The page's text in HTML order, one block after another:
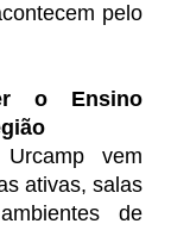
pelo
o Ensino
vem
ativas, salas
de